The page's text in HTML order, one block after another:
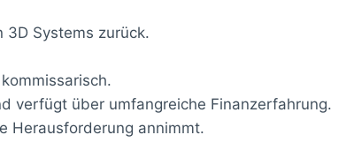
3D Systems zurück.
verfügt über umfangreiche Finanzerfahrung.
Herausforderung annimmt.